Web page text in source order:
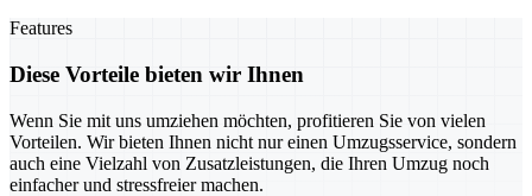
Features
Diese Vorteile bieten wir Ihnen
Wenn Sie mit uns umziehen möchten, profitieren Sie von vielen
Vorteilen. Wir bieten Ihnen nicht nur einen Umzugsservice, sondern
auch eine Vielzahl von Zusatzleistungen, die Ihren Umzug noch
einfacher und stressfreier machen.